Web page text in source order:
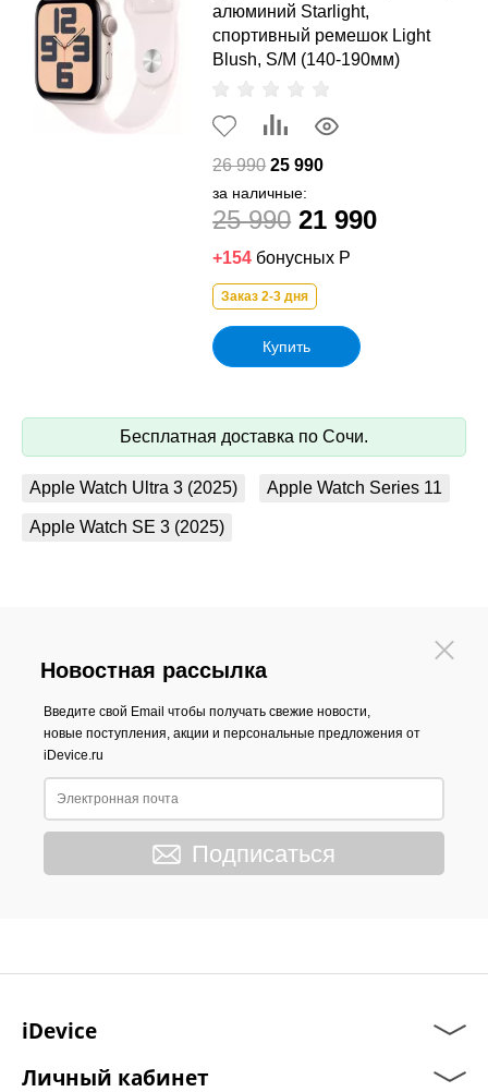
алюминий Starlight,
спортивный ремешок Light
Blush, S/M (140-190мм)
26 990 25 990
за наличные:
25 990 21 990
+154 бонусных Р
Заказ 2-3 дня
Купить
Бесплатная доставка по Сочи.
Apple Watch Ultra 3 (2025) Apple Watch Series 11
Apple Watch SE 3 (2025)
Новостная рассылка
Введите свой Email чтобы получать свежие новости,
новые поступления, акции и персональные предложения от
iDevice.ru
Подписаться
iDevice
Личный кабинет